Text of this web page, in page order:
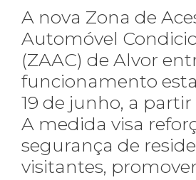
A nova Zona de
Automóvel
(ZAAC) de Alvor
funcionamento
19 de junho, a partir
A medida visa
segurança de
visitantes,